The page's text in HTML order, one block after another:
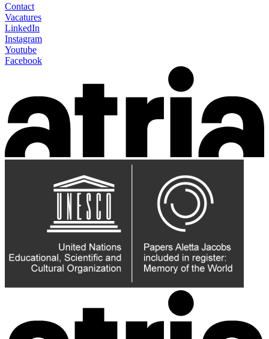
Contact
Vacatures
LinkedIn
Instagram
Youtube
Facebook